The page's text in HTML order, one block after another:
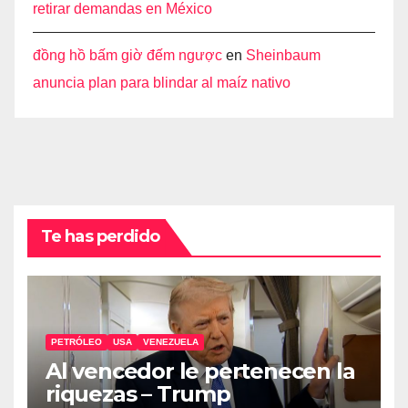
retirar demandas en México
đồng hồ bấm giờ đếm ngược en Sheinbaum
anuncia plan para blindar al maíz nativo
Te has perdido
PETRÓLEO USA VENEZUELA
Al vencedor le pertenecen la
riquezas – Trump